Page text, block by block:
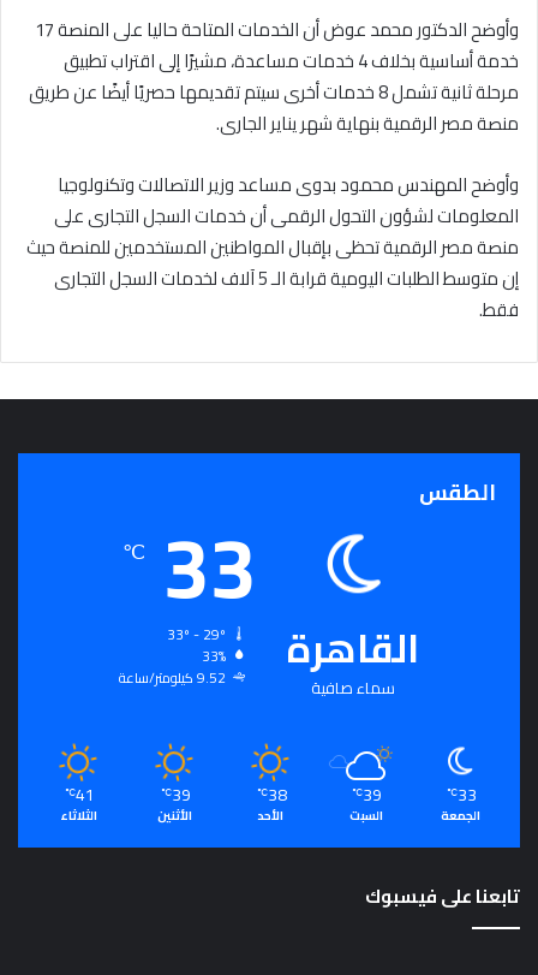
وأوضح الدكتور محمد عوض أن الخدمات المتاحة حاليا على المنصة 17
خدمة أساسية بخلاف 4 خدمات مساعدة، مشيرًا إلى اقتراب تطبيق
مرحلة ثانية تشمل 8 خدمات أخرى سيتم تقديمها حصريًا أيضًا عن طريق
منصة مصر الرقمية بنهاية شهر يناير الجارى.
وأوضح المهندس محمود بدوى مساعد وزير الاتصالات وتكنولوجيا
المعلومات لشؤون التحول الرقمى أن خدمات السجل التجارى على
منصة مصر الرقمية تحظى بإقبال المواطنين المستخدمين للمنصة حيث
إن متوسط الطلبات اليومية قرابة الـ 5 آلاف لخدمات السجل التجارى
فقط.
الطقس
القاهرة
سماء صافية
33
℃
33%
9.52 كيلومتر/ساعة
33
℃
الجمعة
39
℃
السبت
38
℃
الأحد
39
℃
الأثنين
41
℃
الثلاثاء
تابعنا على فيسبوك